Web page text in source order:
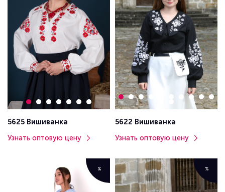
5625 Вишиванка
Узнать оптовую цену
5622 Вишиванка
Узнать оптовую цену
% %